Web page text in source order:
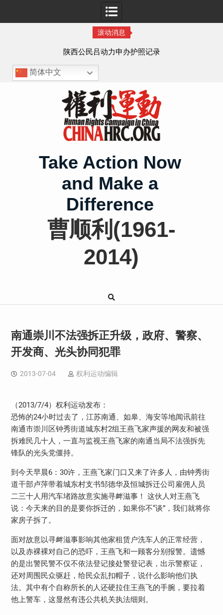
滚动消息
陕西公民吕动力申办护照记录
简体中文
Take Action Now
and Make a
Difference
曹顺利(1961-
2014)
南通崇川不法强拆正升级，政府、警察、
开发商、光头协同犯罪
2013-07-04 权利运动编辑
（2013/7/4）权利运动发布：
恐怖的24小时过去了，江苏南通、如皋、海安等地闻讯前往
南通市崇川区钟秀街道城东村2组王燕飞家声援的网友和被强
拆难民几十人，一直与监视王燕飞家的南通当局不法强拆先
锋队的光头党僵持。
到今天早晨6：30许，王燕飞家门口又来了许多人，由钟秀街
道干部卢萍带着城东村支书邹德华及恒城拆迁公司雇佣人员
二三十人用汽车堵路故意实施寻衅滋事！ 这伙人对王燕飞
说：今天来的目的是要你拆迁的，如果你不“谈”，我们就将你
家房子拆了。
面对故意以寻衅滋事影响其他家租赁户洗车人的正常经营，
以及赤裸裸对自己的恐吓，王燕飞和一顾客分别报警。遗憾
的是出警民警不仅不依法登记接处警登记表，出示警察证，
还对周围民众驱赶，给民众乱扣帽子，说什么影响他们执
法。其中有个自称所长的人还硬拉住王燕飞的手腕，要拉着
他上警车，这显然有违公共机关执法细则。